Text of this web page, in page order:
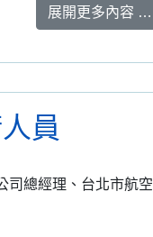
展開更多內容 …
員
總經理、台北市航空